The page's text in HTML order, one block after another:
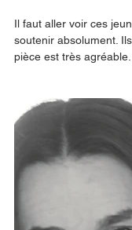
Il faut aller voir ces
soutenir absolument.
pièce est très agréable.